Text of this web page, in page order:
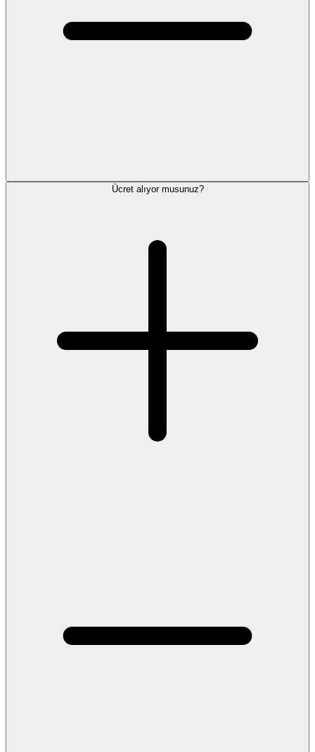
Ücret alıyor musunuz?